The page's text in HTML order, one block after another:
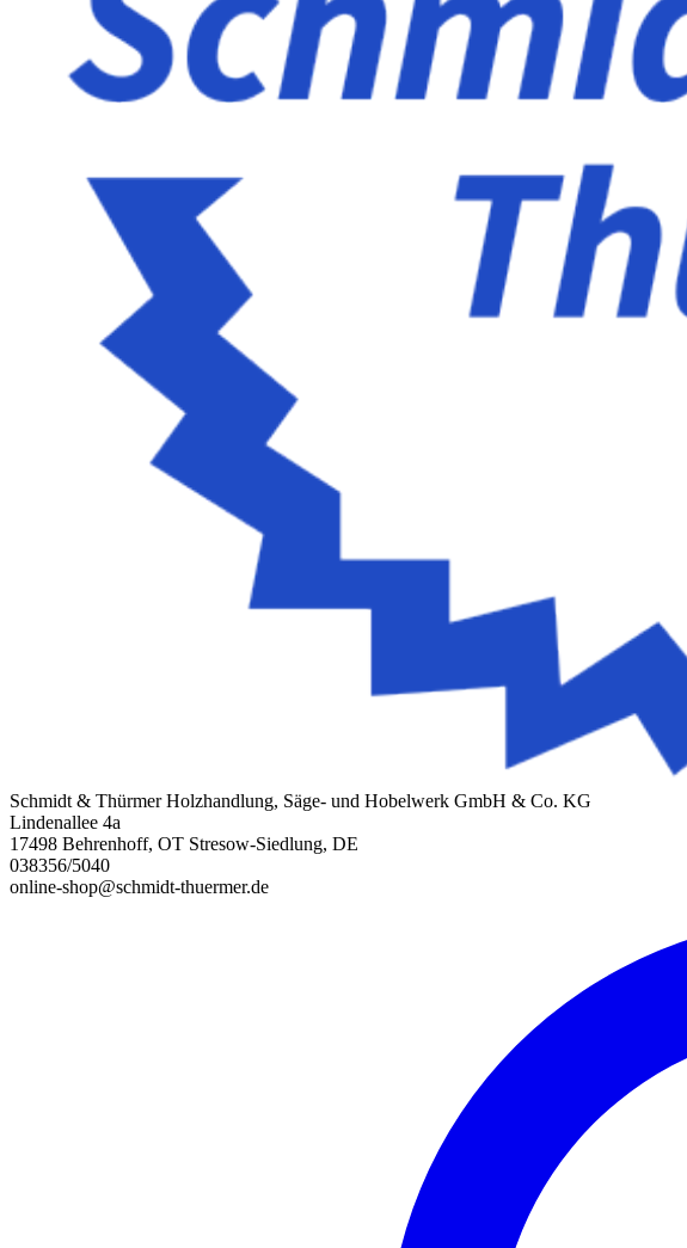
Schmidt & Thürmer Holzhandlung, Säge- und Hobelwerk GmbH & Co. KG
Lindenallee 4a
17498 Behrenhoff, OT Stresow-Siedlung, DE
038356/5040
online-shop@schmidt-thuermer.de